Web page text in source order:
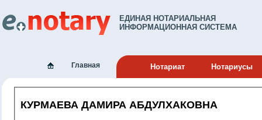
ЕДИНАЯ НОТАРИАЛЬНАЯ
ИНФОРМАЦИОННАЯ СИСТЕМА
Главная Нотариат Нотариусы
КУРМАЕВА ДАМИРА АБДУЛХАКОВНА